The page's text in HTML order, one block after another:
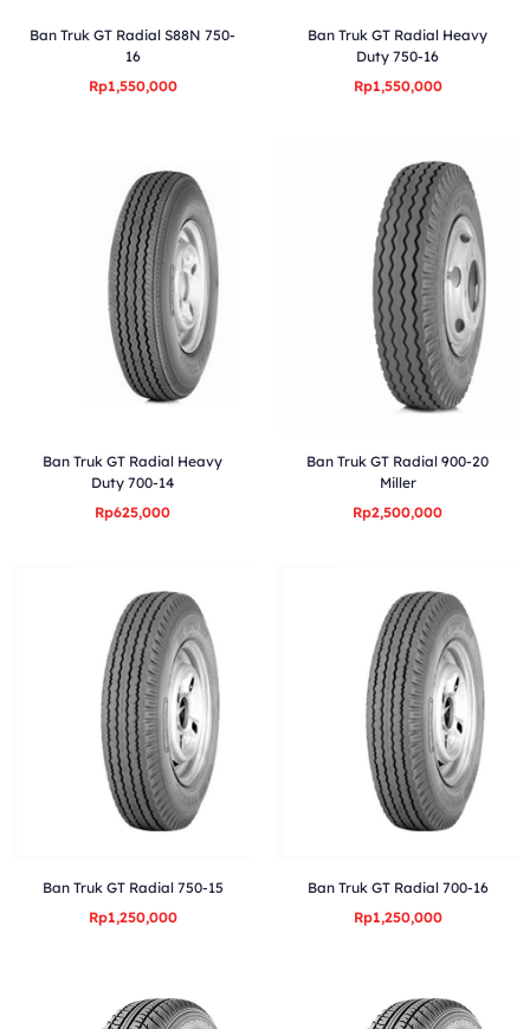
Ban Truk GT Radial S88N 750-
16
Rp1,550,000
Ban Truk GT Radial Heavy
Duty 750-16
Rp1,550,000
Ban Truk GT Radial Heavy
Duty 700-14
Rp625,000
Ban Truk GT Radial 900-20
Miller
Rp2,500,000
Ban Truk GT Radial 750-15
Rp1,250,000
Ban Truk GT Radial 700-16
Rp1,250,000